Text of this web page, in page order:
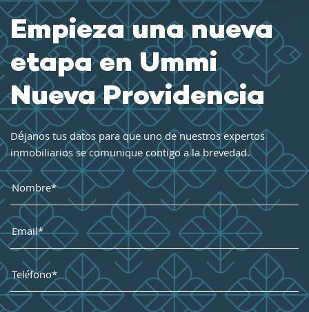
Empieza una nueva
etapa en Ummi
Nueva Providencia
Déjanos tus datos para que uno de nuestros expertos
inmobiliarios se comunique contigo a la brevedad.